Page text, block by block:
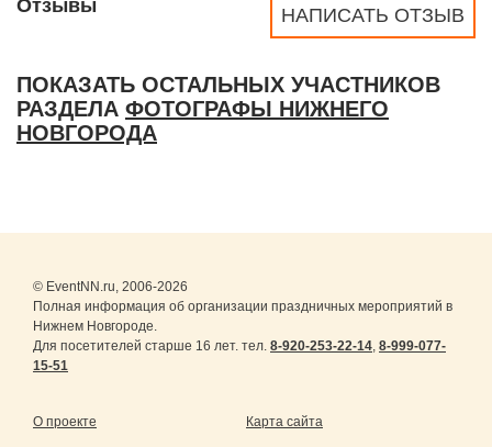
НАПИСАТЬ ОТЗЫВ
Отзывы
ПОКАЗАТЬ ОСТАЛЬНЫХ УЧАСТНИКОВ
РАЗДЕЛА ФОТОГРАФЫ НИЖНЕГО
НОВГОРОДА
© EventNN.ru, 2006-2026
Полная информация об организации праздничных мероприятий в
Нижнем Новгороде.
Для посетителей старше 16 лет. тел. 8-920-253-22-14, 8-999-077-
15-51
О проекте Карта сайта